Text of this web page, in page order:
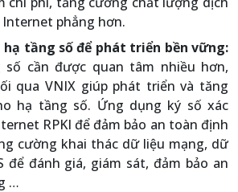
phẳng hơn.
tầng số để phát triển bền vững:
cần được quan tâm nhiều hơn,
qua VNIX giúp phát triển và tăng
hạ tầng số. Ứng dụng ký số xác
RPKI để đảm bảo an toàn định
cường khai thác dữ liệu mạng, dữ
để đánh giá, giám sát, đảm bảo an
…